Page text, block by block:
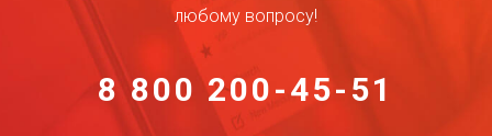
любому вопросу!
8 800 200-45-51